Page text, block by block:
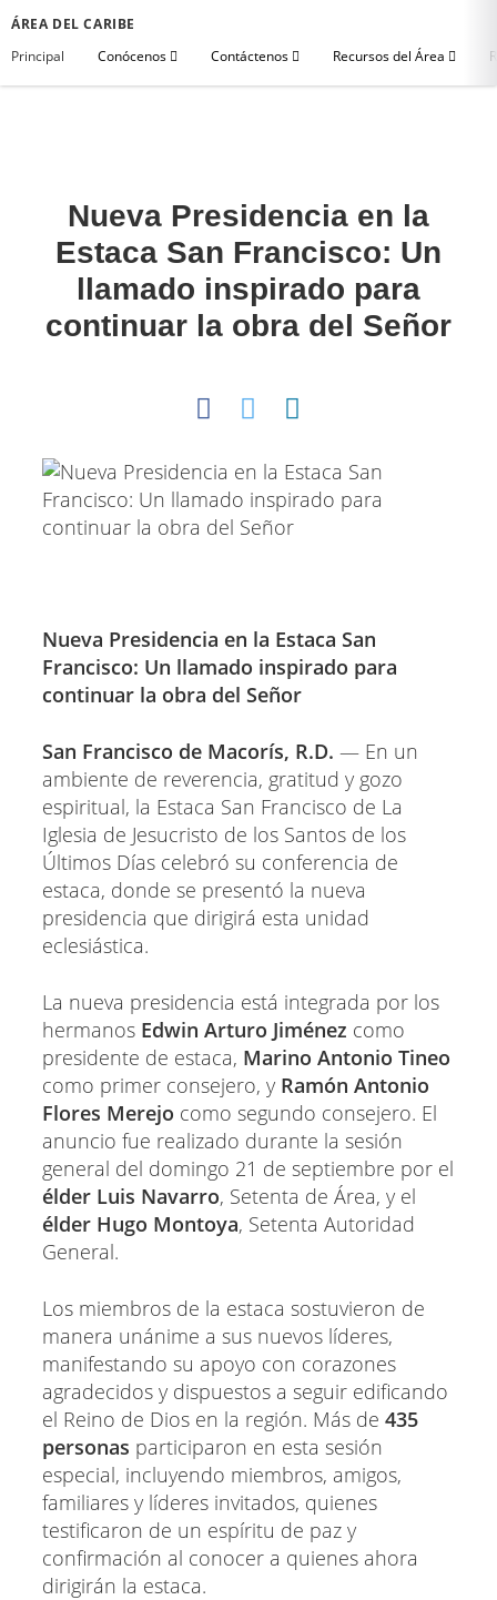
ÁREA DEL CARIBE
Principal
Conócenos Contáctenos Recursos del Área
Nueva Presidencia en la
Estaca San Francisco: Un
llamado inspirado para
continuar la obra del Señor
Nueva Presidencia en la Estaca San
Francisco: Un llamado inspirado para
continuar la obra del Señor
San Francisco de Macorís, R.D. — En un
ambiente de reverencia, gratitud y gozo
espiritual, la Estaca San Francisco de La
Iglesia de Jesucristo de los Santos de los
Últimos Días celebró su conferencia de
estaca, donde se presentó la nueva
presidencia que dirigirá esta unidad
eclesiástica.
La nueva presidencia está integrada por los
hermanos Edwin Arturo Jiménez como
presidente de estaca, Marino Antonio Tineo
como primer consejero, y Ramón Antonio
Flores Merejo como segundo consejero. El
anuncio fue realizado durante la sesión
general del domingo 21 de septiembre por el
élder Luis Navarro, Setenta de Área, y el
élder Hugo Montoya, Setenta Autoridad
General.
Los miembros de la estaca sostuvieron de
manera unánime a sus nuevos líderes,
manifestando su apoyo con corazones
agradecidos y dispuestos a seguir edificando
el Reino de Dios en la región. Más de 435
personas participaron en esta sesión
especial, incluyendo miembros, amigos,
familiares y líderes invitados, quienes
testificaron de un espíritu de paz y
confirmación al conocer a quienes ahora
dirigirán la estaca.